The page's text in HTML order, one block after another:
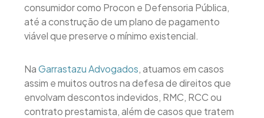
consumidor como Procon e Defensoria Pública,
até a construção de um plano de pagamento
viável que preserve o mínimo existencial.
NaGarrastazu Advogados, atuamos em casos
assim e muitos outros na defesa de direitos que
envolvam descontos indevidos, RMC, RCC ou
contrato prestamista, além de casos que tratem